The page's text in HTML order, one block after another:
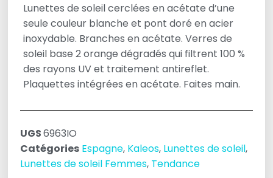
Lunettes de soleil cerclées en acétate d’une
seule couleur blanche et pont doré en acier
inoxydable. Branches en acétate. Verres de
soleil base 2 orange dégradés qui filtrent 100 %
des rayons UV et traitement antireflet.
Plaquettes intégrées en acétate. Faites main.
UGS6963IO
Catégories Espagne, Kaleos, Lunettes de soleil,
Lunettes de soleil Femmes, Tendance